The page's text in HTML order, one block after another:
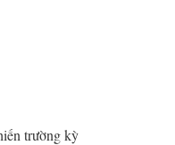
trường kỳ